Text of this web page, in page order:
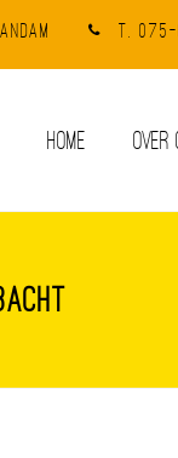
T.
HOME OVER